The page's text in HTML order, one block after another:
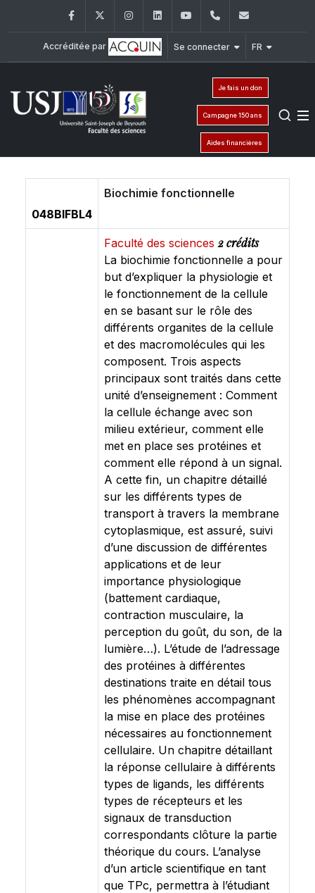
FacebookTwitter InstagramLinkedInYouTube+961 (1) 421 368
Accréditée par Se connecter FR
Je fais un don
Campagne 150 ans
Aides financières
048BIFBL4
Biochimie fonctionnelle
Faculté des sciences2 crédits
La biochimie fonctionnelle a pour
but d’expliquer la physiologie et
le fonctionnement de la cellule
en se basant sur le rôle des
différents organites de la cellule
et des macromolécules qui les
composent. Trois aspects
principaux sont traités dans cette
unité d’enseignement : Comment
la cellule échange avec son
milieu extérieur, comment elle
met en place ses protéines et
comment elle répond à un signal.
A cette fin, un chapitre détaillé
sur les différents types de
transport à travers la membrane
cytoplasmique, est assuré, suivi
d’une discussion de différentes
applications et de leur
importance physiologique
(battement cardiaque,
contraction musculaire, la
perception du goût, du son, de la
lumière…). L’étude de l’adressage
des protéines à différentes
destinations traite en détail tous
les phénomènes accompagnant
la mise en place des protéines
nécessaires au fonctionnement
cellulaire. Un chapitre détaillant
la réponse cellulaire à différents
types de ligands, les différents
types de récepteurs et les
signaux de transduction
correspondants clôture la partie
théorique du cours. L’analyse
d’un article scientifique en tant
que TPc, permettra à l’étudiant